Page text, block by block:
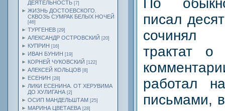
ДЕЯТЕЛЬНОСТЬ [7]
ЖИЗНЬ ДОСТОЕВСКОГО.
СКВОЗЬ СУМРАК БЕЛЫХ НОЧЕЙ
[46]
ТУРГЕНЕВ [29]
АЛЕКСАНДР ОСТРОВСКИЙ [20]
КУПРИН [16]
ИВАН БУНИН [19]
КОРНЕЙ ЧУКОВСКИЙ [122]
АЛЕКСЕЙ КОЛЬЦОВ [8]
ЕСЕНИН [28]
ЛИКИ ЕСЕНИНА. ОТ ХЕРУВИМА
ДО ХУЛИГАНА [2]
ОСИП МАНДЕЛЬШТАМ [25]
МАРИНА ЦВЕТАЕВА [28]
По
писал
сочинял
трактат о
работал
письмами,